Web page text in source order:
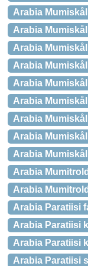
Arabia
Arabia
Arabia
Arabia
Arabia
Arabia
Arabia
Arabia
Arabia
Arabia
Arabia
Arabia Paratiisi
Arabia Paratiisi
Arabia Paratiisi
Arabia Paratiisi